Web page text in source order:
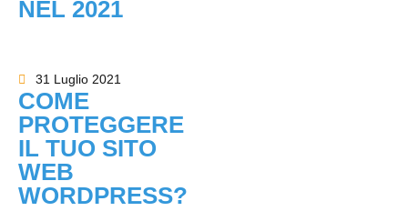
NEL 2021
31 Luglio 2021
COME
PROTEGGERE
IL TUO SITO
WEB
WORDPRESS?